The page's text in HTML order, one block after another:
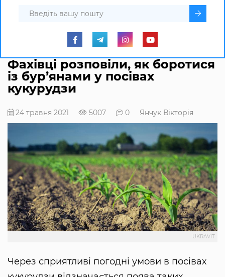
Фахівці розповіли, як боротися
із бур’янами у посівах
кукурудзи
24 травня 2021 5007 0 Янчук Вікторія
UKRAVIT
Через сприятливі погодні умови в посівах